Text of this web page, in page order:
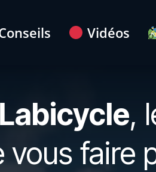
Vidéos
,
faire